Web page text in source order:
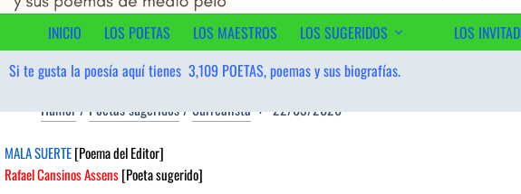
contenidoINICIO
LOS POETAS LOS MAESTROS LOS SUGERIDOS LOS
Si te gusta la poesía aquí tienes 3,109 POETAS, poemas y sus biografías.
Humor/Poetas sugeridos/Surrealista 22/03/2026
MALA SUERTE[Poema del Editor]
Rafael Cansinos Assens[Poeta sugerido]